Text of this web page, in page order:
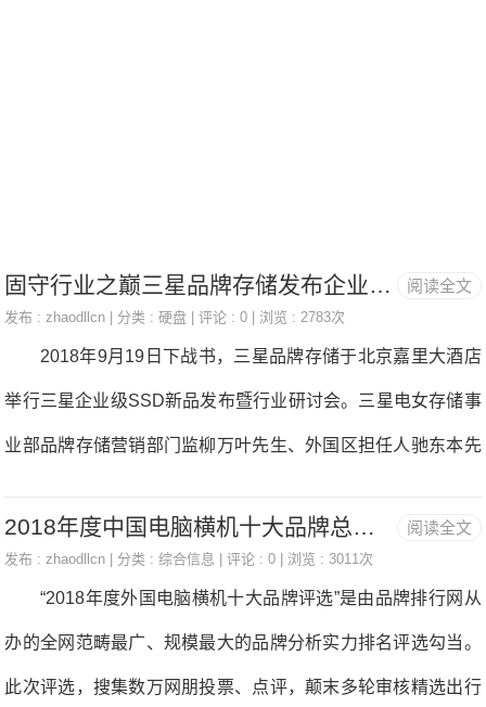
阅读全文
固守行业之巅三星品牌存储发布企业级固态硬盘新品
发布 :zhaodllcn | 分类 :硬盘 | 评论 : 0 | 浏览 : 2783次
2018年9月19日下战书，三星品牌存储于北京嘉里大酒店
举行三星企业级SSD新品发布暨行业研讨会。三星电女存储事
业部品牌存储营销部门监柳万叶先生、外国区担任人驰东本先
部营销分监李祎先生、产物分监王北骜先生、企业级SSD产物
阅读全文
2018年度中国电脑横机十大品牌总评榜”荣耀揭晓—
发布 :zhaodllcn | 分类 :综合信息 | 评论 : 0 | 浏览 : 3011次
“2018年度外国电脑横机十大品牌评选”是由品牌排行网从
办的全网范畴最广、规模最大的品牌分析实力排名评选勾当。
此次评选，搜集数万网朋投票、点评，颠末多轮审核精选出行